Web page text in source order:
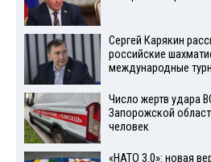
Сергей Карякин
российские
международные
Число жертв удара
Запорожской
человек
«НАТО 3.0»: новая